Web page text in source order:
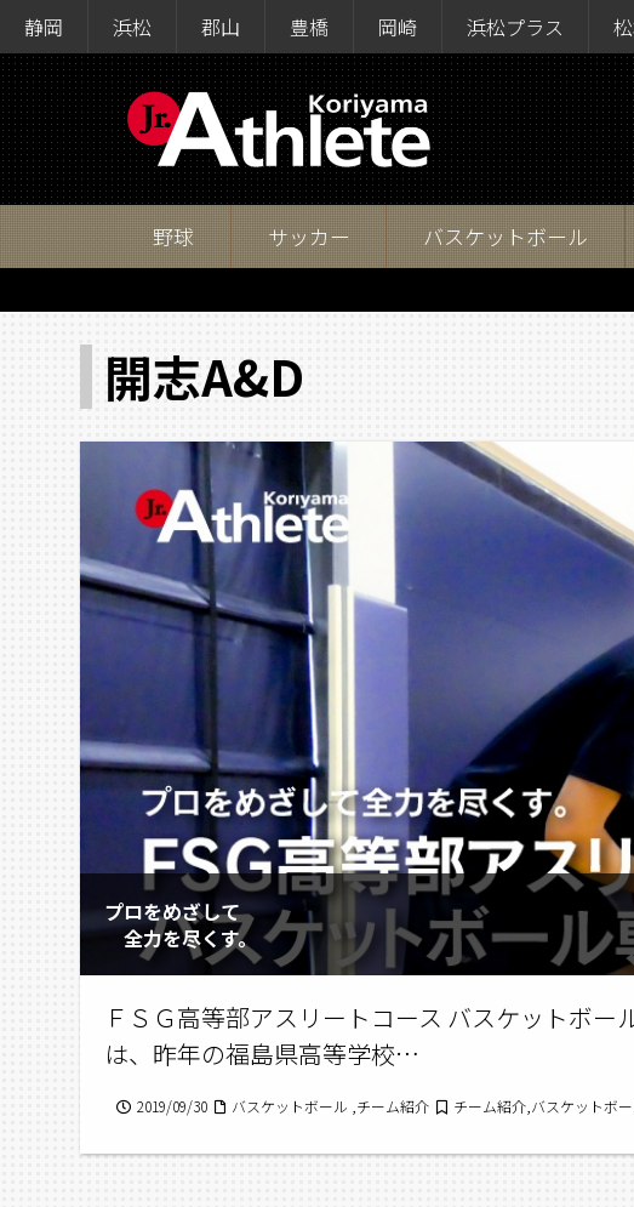
静岡 浜松 郡山 豊橋 岡崎 浜松プラス
野球 サッカー バスケットボール
開志A&D
プロをめざして
全力を尽くす。
ＦＳＧ高等部アスリートコース バスケットボー
は、昨年の福島県高等学校…
2019/09/30 バスケットボール ,チーム紹介 チーム紹介,バスケットボ